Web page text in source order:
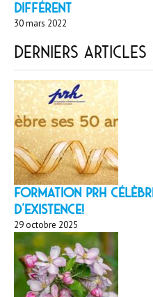
différent
30 mars 2022
Derniers articles
Formation PRH
d’existence!
29 octobre 2025